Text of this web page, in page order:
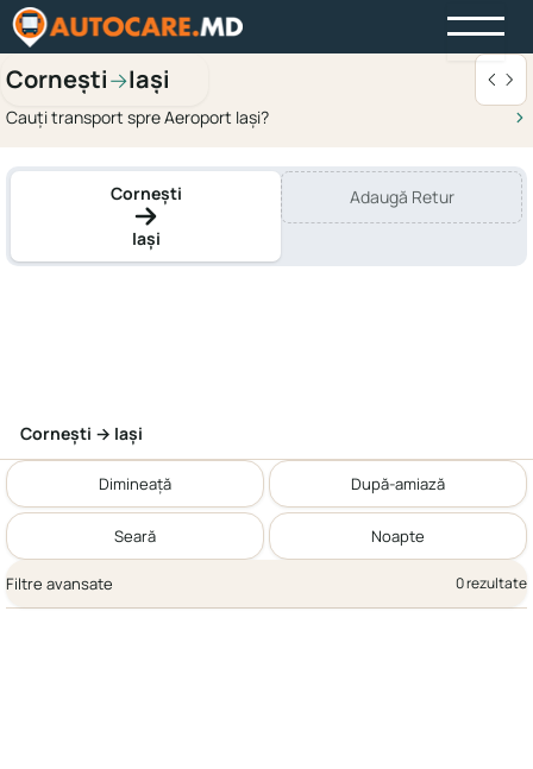
Cornești→Iași
Cauți transport spre Aeroport Iași?
Cornești
Iași
Adaugă Retur
Cornești → Iași
Dimineață După-amiază
Seară Noapte
Filtre avansate 0 rezultate